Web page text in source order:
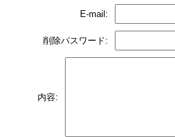
E-mail:
削除パスワード:
内容: